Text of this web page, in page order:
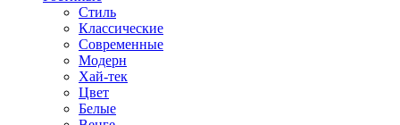
Стиль
Классические
Современные
Модерн
Хай-тек
Цвет
Белые